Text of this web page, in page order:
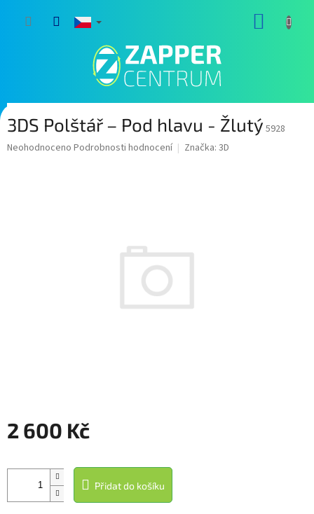
3DS Polštář – Pod hlavu - Žlutý 5928
Průměrné
Neohodnoceno Podrobnosti hodnocení Značka: 3D
2 600 Kč
cena:
Přidat do košíku